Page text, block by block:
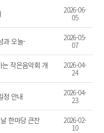
2026-06-
05
과 오늘-
2026-05-
07
작은음악회 개
2026-04-
24
정 안내
2026-04-
23
한마당 큰잔
2026-02-
10